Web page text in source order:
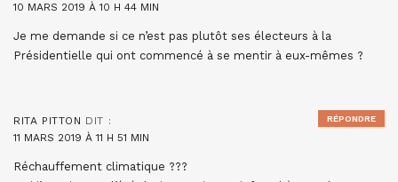
10 MARS 2019 À 10 H 44 MIN
Je me demande si ce n’est pas plutôt ses électeurs à la
Présidentielle qui ont commencé à se mentir à eux-mêmes ?
RITA PITTON DIT :
11 MARS 2019 À 11 H 51 MIN
Réchauffement climatique ???
RÉPONDRE